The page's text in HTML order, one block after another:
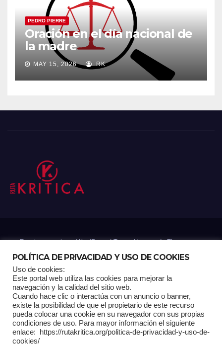
PEDRO PIERRE
Oración en el día nacional de
la madre
MAY 15, 2026 RK
Funciona gracias a WordPress|Tema: Newsup deThemeansar
Home Análisis Carrito RK Contactos Documental Gracias !
Multimedia Página de ejemplo Pagina Principal Pago
POLÍTICA DE PRIVACIDAD Y USO DE COOKIES
Uso de cookies:
Este portal web utiliza las cookies para mejorar la
navegación y la calidad del sitio web.
Cuando hace clic o interactúa con un anuncio o banner,
existe la posibilidad de que el propietario de este recurso
pueda colocar una cookie en su navegador con sus propias
condiciones de uso. Para mayor información el siguiente
enlace: https://rutakritica.org/politica-de-privacidad-y-uso-de-
cookies/